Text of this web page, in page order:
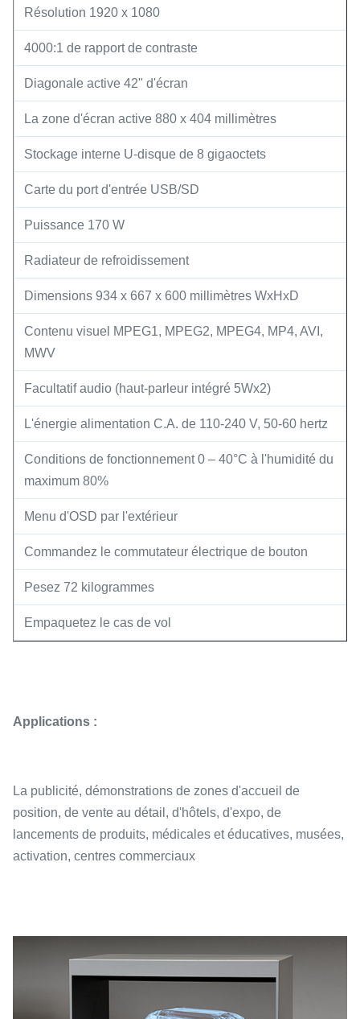
Résolution 1920 x 1080
4000:1 de rapport de contraste
Diagonale active 42" d'écran
La zone d'écran active 880 x 404 millimètres
Stockage interne U-disque de 8 gigaoctets
Carte du port d'entrée USB/SD
Puissance 170 W
Radiateur de refroidissement
Dimensions 934 x 667 x 600 millimètres WxHxD
Contenu visuel MPEG1, MPEG2, MPEG4, MP4, AVI,
MWV
Facultatif audio (haut-parleur intégré 5Wx2)
L'énergie alimentation C.A. de 110-240 V, 50-60 hertz
Conditions de fonctionnement 0 – 40°C à l'humidité du
maximum 80%
Menu d'OSD par l'extérieur
Commandez le commutateur électrique de bouton
Pesez 72 kilogrammes
Empaquetez le cas de vol
Applications :
La publicité, démonstrations de zones d'accueil de
position, de vente au détail, d'hôtels, d'expo, de
lancements de produits, médicales et éducatives, musées,
activation, centres commerciaux